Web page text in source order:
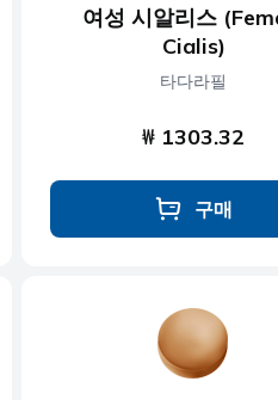
여성 시알리스
Cialis)
타다라필
₩ 1303.32
구매